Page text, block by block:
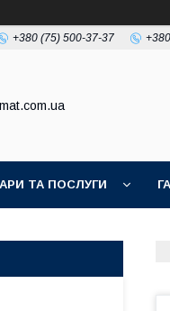
+380 (75) 500-37-37
ТА ПОСЛУГИ